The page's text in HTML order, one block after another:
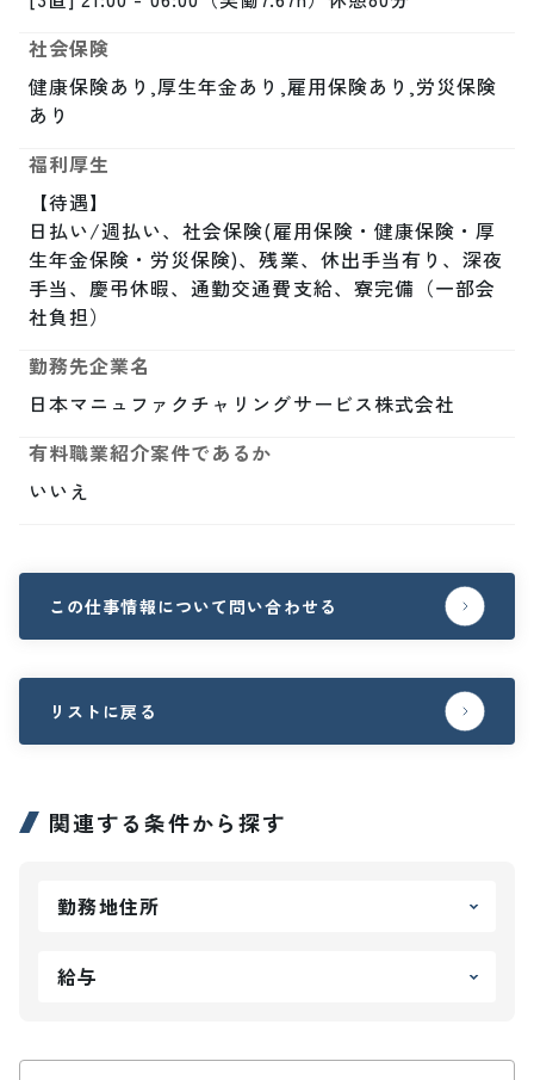
社会保険
健康保険あり,厚生年金あり,雇用保険あり,労災保険
あり
福利厚生
【待遇】
日払い/週払い、社会保険(雇用保険・健康保険・厚
生年金保険・労災保険)、残業、休出手当有り、深夜
手当、慶弔休暇、通勤交通費支給、寮完備（一部会
社負担）
勤務先企業名
日本マニュファクチャリングサービス株式会社
有料職業紹介案件であるか
いいえ
この仕事情報について問い合わせる
リストに戻る
関連する条件から探す
勤務地住所
給与